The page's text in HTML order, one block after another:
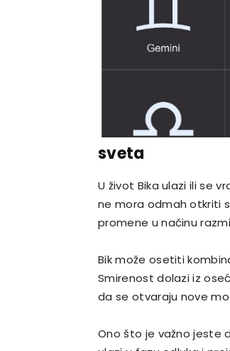
sveta
U život Bika ulazi ili se
ne mora odmah otkriti
promene u načinu
Bik može osetiti
Smirenost dolazi iz
da se otvaraju nove
Ono što je važno jeste